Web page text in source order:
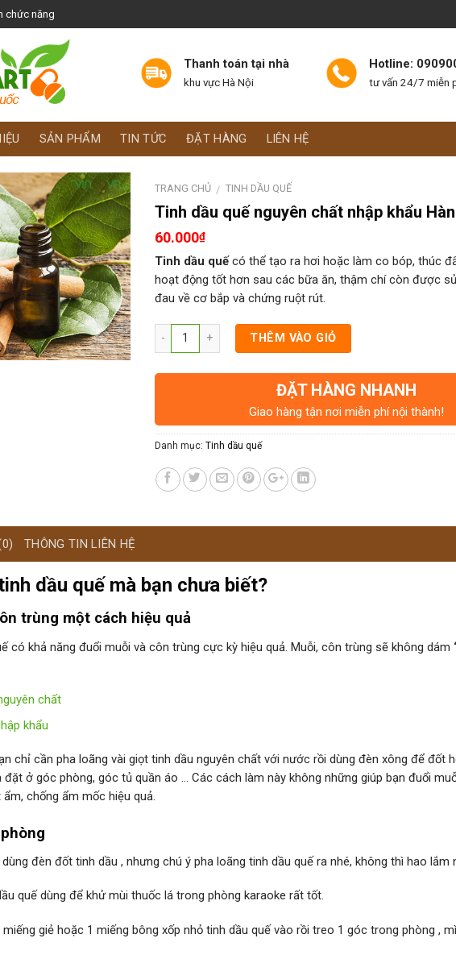
chức năng
Thanh toán tại nhà
khu vực Hà Nội
Hotline:
tư vấn 24/7 miễn
SẢN PHẨM TIN TỨC ĐẶT HÀNG LIÊN HỆ
TRANG CHỦ / TINH DẦU QUẾ
Tinh dầu quế nguyên chất nhập khẩu
60.000₫
Tinh dầu quếcó thể tạo ra hơi hoặc làm co bóp, thúc
hoạt động tốt hơn sau các bữa ăn, thậm chí còn được
đau về cơ bắp và chứng ruột rút.
THÊM VÀO GIỎ
ĐẶT HÀNG NHANH
Giao hàng tận nơi miễn phí nội thành!
Danh mục: Tinh dầu quế
THÔNG TIN LIÊN HỆ
dầu quế mà bạn chưa biết?
trùng một cách hiệu quả
có khả năng đuổi muỗi và côn trùng cực kỳ hiệu quả. Muỗi, côn trùng sẽ không dám
chất
khẩu
chỉ cần pha loãng vài giọt tinh dầu nguyên chất với nước rồi dùng đèn xông để đốt
ở góc phòng, góc tủ quần áo … Các cách làm này không những giúp bạn đuổi
chống ẩm mốc hiệu quả.
đèn đốt tinh dầu , nhưng chú ý pha loãng tinh dầu quế ra nhé, không thì hao lắm
quế dùng để khử mùi thuốc lá trong phòng karaoke rất tốt.
giẻ hoặc 1 miếng bông xốp nhỏ tinh dầu quế vào rồi treo 1 góc trong phòng ,